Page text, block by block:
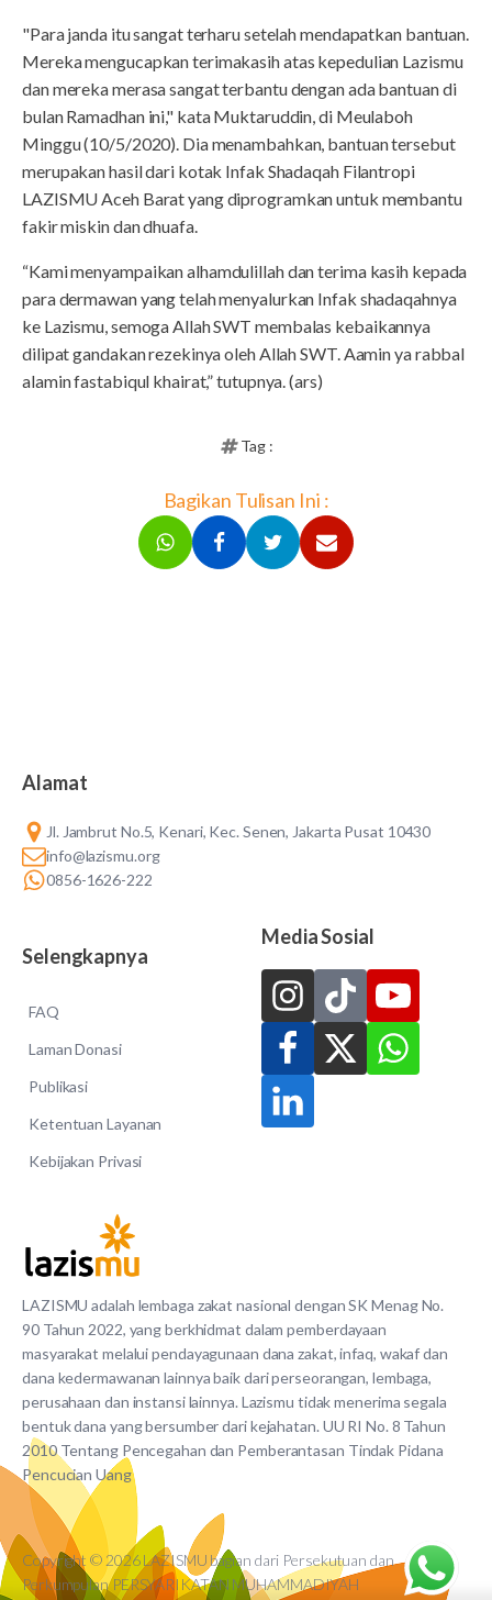
"Para janda itu sangat terharu setelah mendapatkan bantuan.
Mereka mengucapkan terimakasih atas kepedulian Lazismu
dan mereka merasa sangat terbantu dengan ada bantuan di
bulan Ramadhan ini," kata Muktaruddin, di Meulaboh
Minggu (10/5/2020). Dia menambahkan, bantuan tersebut
merupakan hasil dari kotak Infak Shadaqah Filantropi
LAZISMU Aceh Barat yang diprogramkan untuk membantu
fakir miskin dan dhuafa.
“Kami menyampaikan alhamdulillah dan terima kasih kepada
para dermawan yang telah menyalurkan Infak shadaqahnya
ke Lazismu, semoga Allah SWT membalas kebaikannya
dilipat gandakan rezekinya oleh Allah SWT. Aamin ya rabbal
alamin fastabiqul khairat,” tutupnya. (ars)
Tag :
Bagikan Tulisan Ini :
LAZISMU adalah lembaga zakat nasional dengan SK Menag No.
90 Tahun 2022, yang berkhidmat dalam pemberdayaan
masyarakat melalui pendayagunaan dana zakat, infaq, wakaf dan
dana kedermawanan lainnya baik dari perseorangan, lembaga,
perusahaan dan instansi lainnya. Lazismu tidak menerima segala
bentuk dana yang bersumber dari kejahatan. UU RI No. 8 Tahun
2010 Tentang Pencegahan dan Pemberantasan Tindak Pidana
Pencucian Uang
Alamat
Jl. Jambrut No.5, Kenari, Kec. Senen, Jakarta Pusat 10430
info@lazismu.org
0856-1626-222
Selengkapnya
FAQ
Laman Donasi
Publikasi
Ketentuan Layanan
Kebijakan Privasi
Media Sosial
Copyright © 2026 LAZISMU bagian dari Persekutuan dan
Perkumpulan PERSYARIKATAN MUHAMMADIYAH